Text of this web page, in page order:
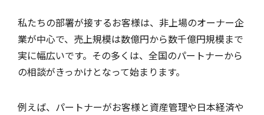
私たちの部署が接するお客様は、非上場のオーナー企
業が中心で、売上規模は数億円から数千億円規模まで
実に幅広いです。その多くは、全国のパートナーから
の相談がきっかけとなって始まります。
例えば、パートナーがお客様と資産管理や日本経済や